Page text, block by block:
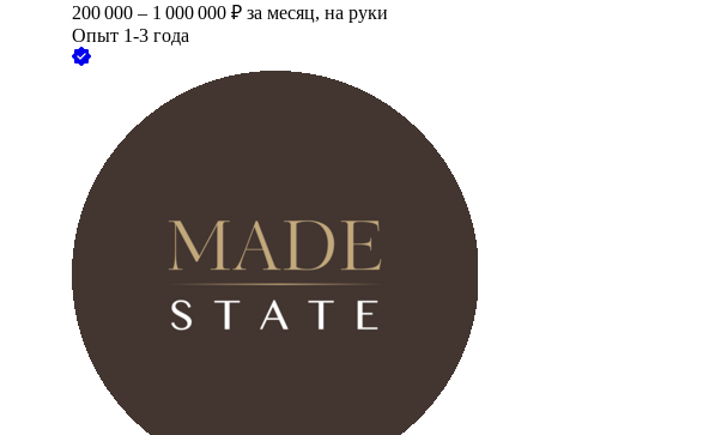
200 000 – 1 000 000 ₽ за месяц, на руки
Опыт 1-3 года